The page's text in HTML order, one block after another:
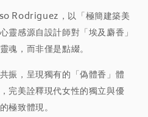
Rodriguez，以「極簡建築美
靈感源自設計師對「埃及麝香」
魂，而非僅是點綴。
振，呈現獨有的「偽體香」體
完美詮釋現代女性的獨立與優
極致體現。